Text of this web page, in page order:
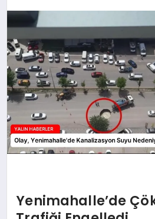
MAGAZİN
SAĞLIK
Yenimahalle’de